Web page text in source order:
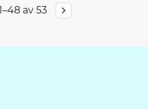
48av 53